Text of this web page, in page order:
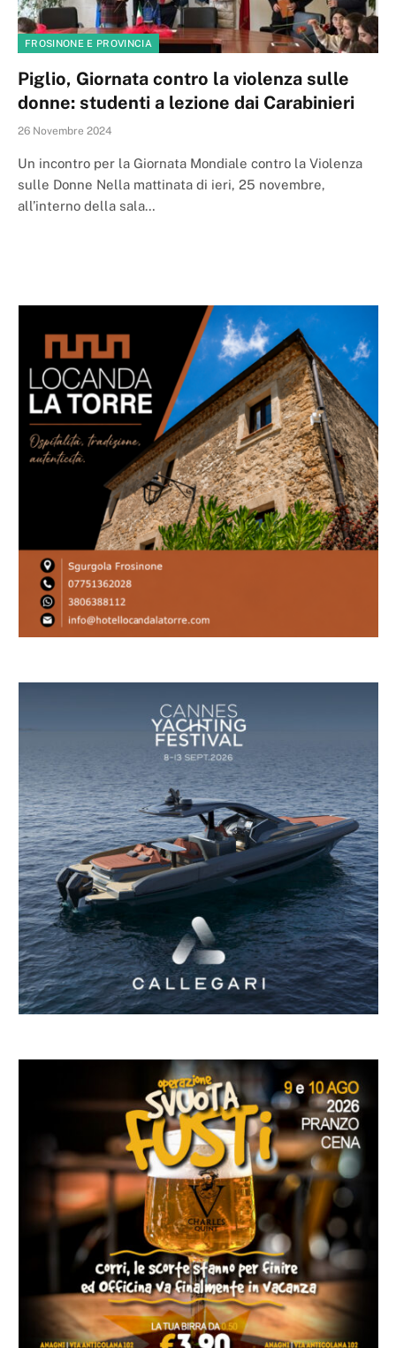
FROSINONE E PROVINCIA
Piglio, Giornata contro la violenza sulle
donne: studenti a lezione dai Carabinieri
26 Novembre 2024
Un incontro per la Giornata Mondiale contro la Violenza
sulle Donne Nella mattinata di ieri, 25 novembre,
all’interno della sala…